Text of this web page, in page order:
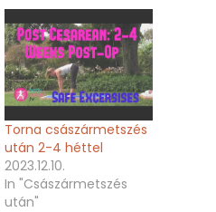
Torna császármetszés
után 2-4 héttel
2023.12.10.
In "Császármetszés
után"